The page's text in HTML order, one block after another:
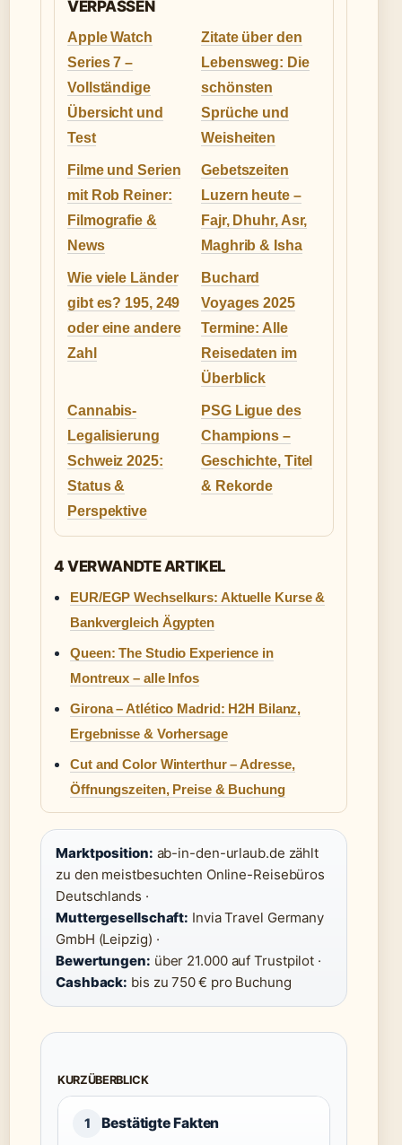
VERPASSEN
Apple Watch
Series 7 –
Vollständige
Übersicht und
Test
Zitate über den
Lebensweg: Die
schönsten
Sprüche und
Weisheiten
Filme und Serien
mit Rob Reiner:
Filmografie &
News
Gebetszeiten
Luzern heute –
Fajr, Dhuhr, Asr,
Maghrib & Isha
Wie viele Länder
gibt es? 195, 249
oder eine andere
Zahl
Buchard
Voyages 2025
Termine: Alle
Reisedaten im
Überblick
Cannabis-
Legalisierung
Schweiz 2025:
Status &
Perspektive
PSG Ligue des
Champions –
Geschichte, Titel
& Rekorde
4 VERWANDTE ARTIKEL
EUR/EGP Wechselkurs: Aktuelle Kurse &
Bankvergleich Ägypten
Queen: The Studio Experience in
Montreux – alle Infos
Girona – Atlético Madrid: H2H Bilanz,
Ergebnisse & Vorhersage
Cut and Color Winterthur – Adresse,
Öffnungszeiten, Preise & Buchung
Marktposition: ab-in-den-urlaub.de zählt
zu den meistbesuchten Online-Reisebüros
Deutschlands ·
Muttergesellschaft: Invia Travel Germany
GmbH (Leipzig) ·
Bewertungen: über 21.000 auf Trustpilot ·
Cashback: bis zu 750 € pro Buchung
KURZÜBERBLICK
1 Bestätigte Fakten